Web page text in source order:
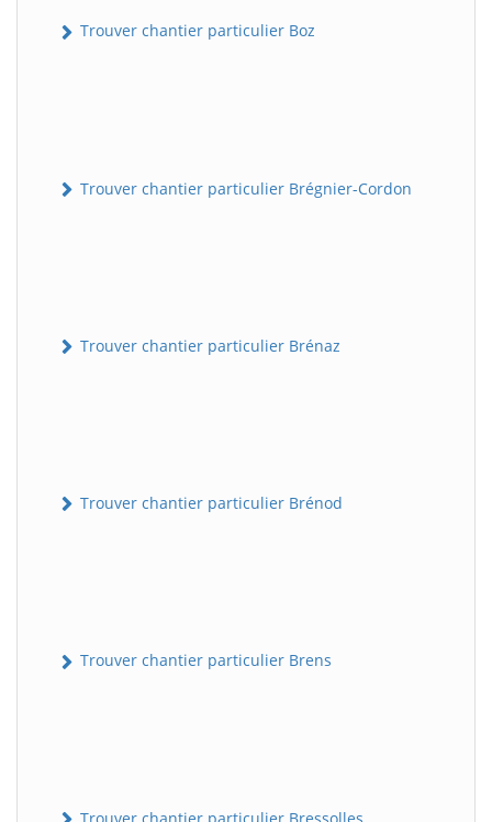
Trouver chantier particulier Boz
Trouver chantier particulier Brégnier-Cordon
Trouver chantier particulier Brénaz
Trouver chantier particulier Brénod
Trouver chantier particulier Brens
Trouver chantier particulier Bressolles